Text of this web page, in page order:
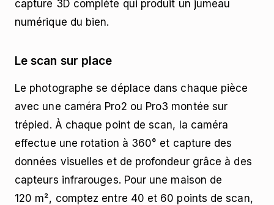
capture 3D complète qui produit un jumeau
numérique du bien.
Le scan sur place
Le photographe se déplace dans chaque pièce
avec une caméra Pro2 ou Pro3 montée sur
trépied. À chaque point de scan, la caméra
effectue une rotation à 360° et capture des
données visuelles et de profondeur grâce à des
capteurs infrarouges. Pour une maison de
120 m², comptez entre 40 et 60 points de scan,